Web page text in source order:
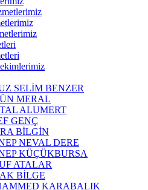
SELİM BENZER
MERAL
ALUMERT
GENÇ
BİLGİN
NEVAL DERE
KÜÇÜKBURSA
ATALAR
BİLGE
KARABALIK